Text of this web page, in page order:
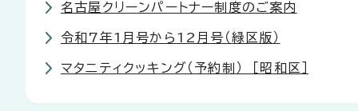
名古屋クリーンパートナー制度のご案内
令和7年1月号から12月号（緑区版）
マタニティクッキング（予約制） ［昭和区］